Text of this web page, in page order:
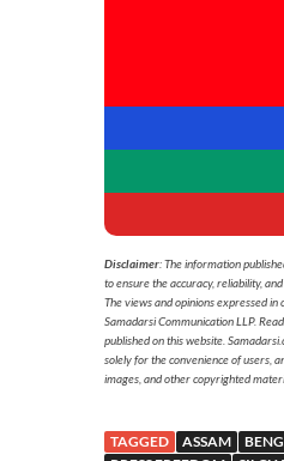
Disclaimer: The information
to ensure the accuracy, reliability,
The views and opinions expressed
Samadarsi Communication LLP.
published on this website.
solely for the convenience of users,
images, and other copyrighted
TAGGED ASSAM